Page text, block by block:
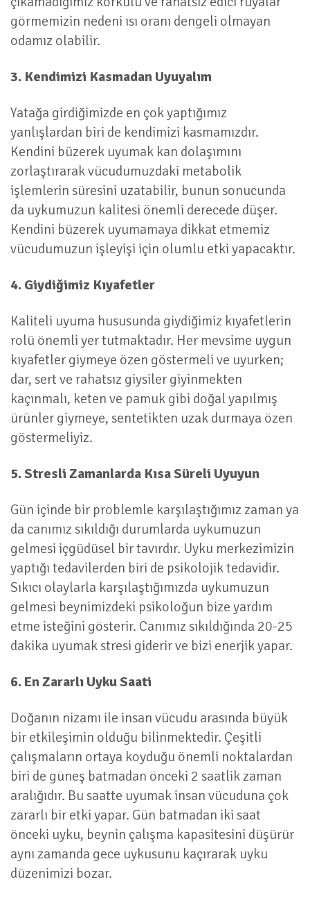
görmemizin nedeni ısı oranı dengeli olmayan
odamız olabilir.
3. Kendimizi Kasmadan Uyuyalım
Yatağa girdiğimizde en çok yaptığımız
yanlışlardan biri de kendimizi kasmamızdır.
Kendini büzerek uyumak kan dolaşımını
zorlaştırarak vücudumuzdaki metabolik
işlemlerin süresini uzatabilir, bunun sonucunda
da uykumuzun kalitesi önemli derecede düşer.
Kendini büzerek uyumamaya dikkat etmemiz
vücudumuzun işleyişi için olumlu etki yapacaktır.
4. Giydiğimiz Kıyafetler
Kaliteli uyuma hususunda giydiğimiz kıyafetlerin
rolü önemli yer tutmaktadır. Her mevsime uygun
kıyafetler giymeye özen göstermeli ve uyurken;
dar, sert ve rahatsız giysiler giyinmekten
kaçınmalı, keten ve pamuk gibi doğal yapılmış
ürünler giymeye, sentetikten uzak durmaya özen
göstermeliyiz.
5. Stresli Zamanlarda Kısa Süreli Uyuyun
Gün içinde bir problemle karşılaştığımız zaman ya
da canımız sıkıldığı durumlarda uykumuzun
gelmesi içgüdüsel bir tavırdır. Uyku merkezimizin
yaptığı tedavilerden biri de psikolojik tedavidir.
Sıkıcı olaylarla karşılaştığımızda uykumuzun
gelmesi beynimizdeki psikoloğun bize yardım
etme isteğini gösterir. Canımız sıkıldığında 20-25
dakika uyumak stresi giderir ve bizi enerjik yapar.
6. En Zararlı Uyku Saati
Doğanın nizamı ile insan vücudu arasında büyük
bir etkileşimin olduğu bilinmektedir. Çeşitli
çalışmaların ortaya koyduğu önemli noktalardan
biri de güneş batmadan önceki 2 saatlik zaman
aralığıdır. Bu saatte uyumak insan vücuduna çok
zararlı bir etki yapar. Gün batmadan iki saat
önceki uyku, beynin çalışma kapasitesini düşürür
aynı zamanda gece uykusunu kaçırarak uyku
düzenimizi bozar.